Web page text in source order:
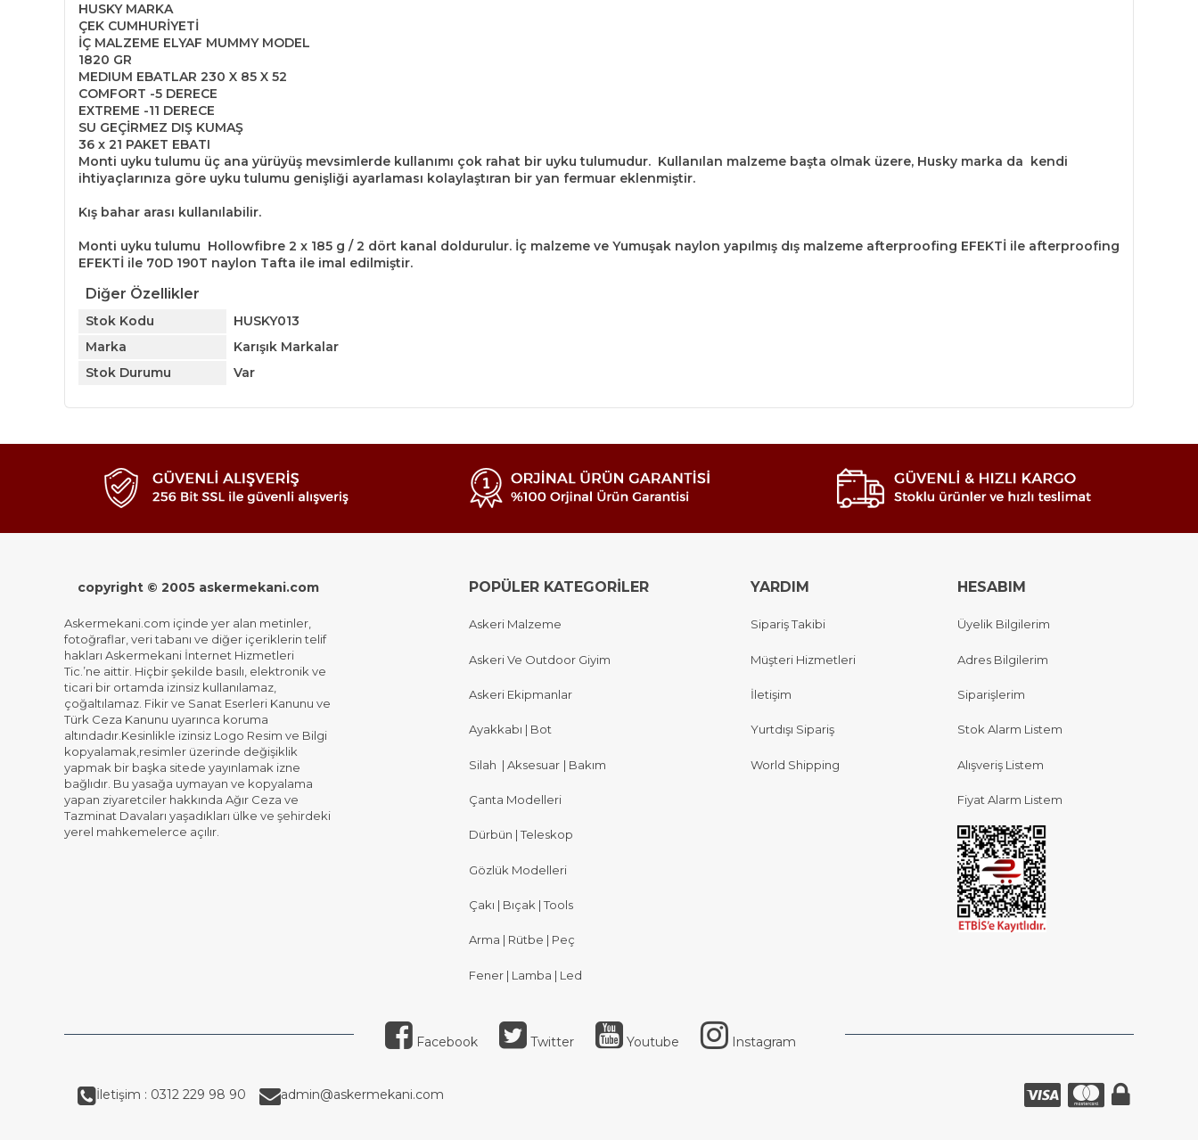
HUSKY MARKA
ÇEK CUMHURİYETİ
İÇ MALZEME ELYAF MUMMY MODEL
1820 GR
MEDIUM EBATLAR 230 X 85 X 52
COMFORT -5 DERECE
EXTREME -11 DERECE
SU GEÇİRMEZ DIŞ KUMAŞ
36 x 21 PAKET EBATI
Monti uyku tulumu üç ana yürüyüş mevsimlerde kullanımı çok rahat bir uyku tulumudur. Kullanılan malzeme başta olmak üzere, Husky marka da kendi
ihtiyaçlarınıza göre uyku tulumu genişliği ayarlaması kolaylaştıran bir yan fermuar eklenmiştir.
Kış bahar arası kullanılabilir.
Monti uyku tulumu Hollowfibre 2 x 185 g / 2 dört kanal doldurulur. İç malzeme ve Yumuşak naylon yapılmış dış malzeme afterproofing EFEKTİ ile afterproofing
EFEKTİ ile 70D 190T naylon Tafta ile imal edilmiştir.
Diğer Özellikler
Stok Kodu
HUSKY013
Marka
Karışık Markalar
Stok Durumu
Var
copyright © 2005 askermekani.com
Askermekani.com içinde yer alan metinler,
fotoğraflar, veri tabanı ve diğer içeriklerin telif
hakları Askermekani İnternet Hizmetleri
Tic.’ne aittir. Hiçbir şekilde basılı, elektronik ve
ticari bir ortamda izinsiz kullanılamaz,
çoğaltılamaz. Fikir ve Sanat Eserleri Kanunu ve
Türk Ceza Kanunu uyarınca koruma
altındadır.Kesinlikle izinsiz Logo Resim ve Bilgi
kopyalamak,resimler üzerinde değişiklik
yapmak bir başka sitede yayınlamak izne
bağlıdır. Bu yasağa uymayan ve kopyalama
yapan ziyaretciler hakkında Ağır Ceza ve
Tazminat Davaları yaşadıkları ülke ve şehirdeki
yerel mahkemelerce açılır.
POPÜLER KATEGORİLER
Askeri Malzeme
Askeri Ve Outdoor Giyim
Askeri Ekipmanlar
Ayakkabı | Bot
Silah | Aksesuar | Bakım
Çanta Modelleri
Dürbün | Teleskop
Gözlük Modelleri
Çakı | Bıçak | Tools
Arma | Rütbe | Peç
Fener | Lamba | Led
YARDIM
Sipariş Takibi
Müşteri Hizmetleri
İletişim
Yurtdışı Sipariş
World Shipping
HESABIM
Üyelik Bilgilerim
Adres Bilgilerim
Siparişlerim
Stok Alarm Listem
Alışveriş Listem
Fiyat Alarm Listem
Facebook Twitter Youtube Instagram
İletişim : 0312 229 98 90 admin@askermekani.com